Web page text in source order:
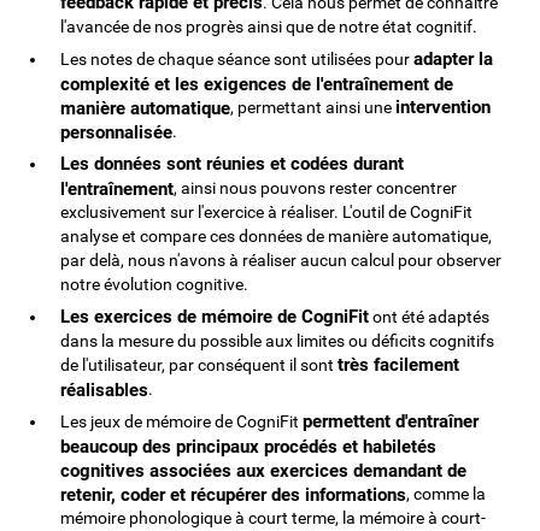
l'avancée de nos progrès ainsi que de notre état cognitif.
Les notes de chaque séance sont utilisées pouradapter la
complexité et les exigences de l'entraînement de
manière automatique, permettant ainsi uneintervention
personnalisée.
Les données sont réunies et codées durant
l'entraînement, ainsi nous pouvons rester concentrer
exclusivement sur l'exercice à réaliser. L'outil de CogniFit
analyse et compare ces données de manière automatique,
par delà, nous n'avons à réaliser aucun calcul pour observer
notre évolution cognitive.
Les exercices de mémoire de CogniFitont été adaptés
dans la mesure du possible aux limites ou déficits cognitifs
de l'utilisateur, par conséquent il sonttrès facilement
réalisables.
Les jeux de mémoire de CogniFitpermettent d'entraîner
beaucoup des principaux procédés et habiletés
cognitives associées aux exercices demandant de
retenir, coder et récupérer des informations, comme la
mémoire phonologique à court terme, la mémoire à court-